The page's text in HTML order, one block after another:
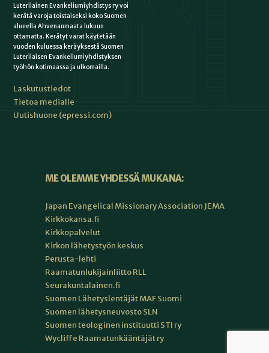
Luterilainen Evankeliumiyhdistys ry voi
kerätä varoja toistaiseksi koko Suomen
alueella Ahvenanmaata lukuun
ottamatta. Kerätyt varat käytetään
vuoden kuluessa keräyksestä Suomen
Luterilaisen Evankeliumiyhdistyksen
työhön kotimaassa ja ulkomailla.
Laskutustiedot
Tietoa medialle
Uutishuone (epressi.com)
ME OLEMME YHDESSÄ MUKANA:
Japan Evangelical Missionary Association JEMA
Kirkkokansa.fi
Kirkkopalvelut
Kirkon lähetystyön keskus
Perusta-lehti
Raamatunlukijainliitto RLL
Seurakuntalainen.fi
Suomen Lähetyslentäjät MAF Suomi
Suomen lähetysneuvosto SLN
Suomen teologinen instituutti STI ry
Wycliffe Raamatunkääntäjät ry